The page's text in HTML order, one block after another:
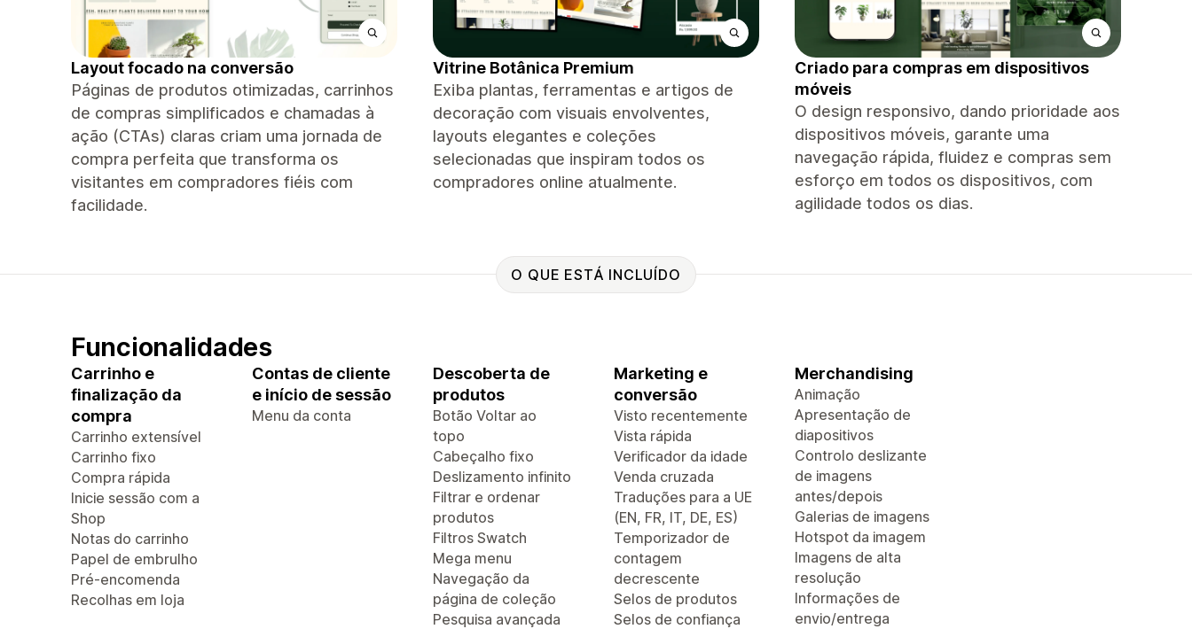
Layout focado na conversão
Páginas de produtos otimizadas, carrinhos
de compras simplificados e chamadas à
ação (CTAs) claras criam uma jornada de
compra perfeita que transforma os
visitantes em compradores fiéis com
facilidade.
Vitrine Botânica Premium
Exiba plantas, ferramentas e artigos de
decoração com visuais envolventes,
layouts elegantes e coleções
selecionadas que inspiram todos os
compradores online atualmente.
Criado para compras em dispositivos
móveis
O design responsivo, dando prioridade aos
dispositivos móveis, garante uma
navegação rápida, fluidez e compras sem
esforço em todos os dispositivos, com
agilidade todos os dias.
O QUE ESTÁ INCLUÍDO
Funcionalidades
Carrinho e
finalização da
compra
Carrinho extensível
Carrinho fixo
Compra rápida
Inicie sessão com a
Shop
Notas do carrinho
Papel de embrulho
Pré-encomenda
Recolhas em loja
Contas de cliente
e início de sessão
Menu da conta
Descoberta de
produtos
Botão Voltar ao
topo
Cabeçalho fixo
Deslizamento infinito
Filtrar e ordenar
produtos
Filtros Swatch
Mega menu
Navegação da
página de coleção
Pesquisa avançada
Marketing e
conversão
Visto recentemente
Vista rápida
Verificador da idade
Venda cruzada
Traduções para a UE
(EN, FR, IT, DE, ES)
Temporizador de
contagem
decrescente
Selos de produtos
Selos de confiança
Merchandising
Animação
Apresentação de
diapositivos
Controlo deslizante
de imagens
antes/depois
Galerias de imagens
Hotspot da imagem
Imagens de alta
resolução
Informações de
envio/entrega